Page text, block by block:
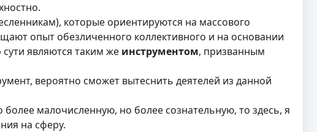
которые ориентируются на массового
опыт обезличенного коллективного и на основании
являются таким же инструментом, призванным
вероятно сможет вытеснить деятелей из данной
малочисленную, но более сознательную, то здесь, я
на сферу.